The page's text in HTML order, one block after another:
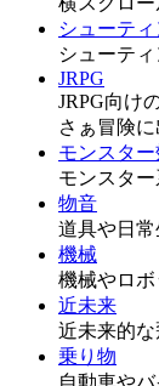
シューテ
シューテ
JRPG
JRPG向け
さぁ冒険に
モンスタ
モンスタ
物音
道具や日
機械
機械やロ
近未来
近未来的
乗り物
自動車や